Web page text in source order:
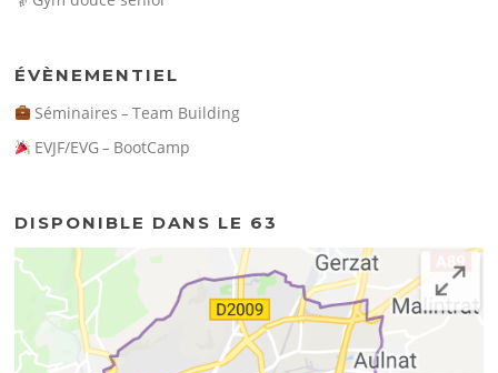
ÉVÈNEMENTIEL
Séminaires –Team Building
EVJF/EVG– BootCamp
DISPONIBLE DANS LE 63